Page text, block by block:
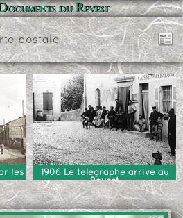
du Revest
postale
les
1906 Le télégraphe arrive au
Revest